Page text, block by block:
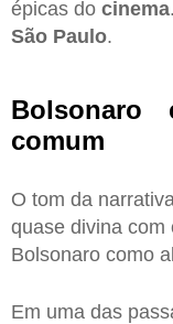
épicas do cinema
São Paulo.
comum
O tom da
quase divina com
Bolsonaro como
Em uma das